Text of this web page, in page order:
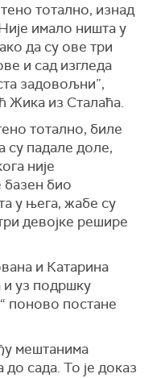
тотално, изнад
имало ништа у
да су ове три
и сад изгледа
задовољни”,
Жика из Сталаћа.
тотално, биле
су падале доле,
није
базен био
у њега, жабе су
девојке решире
и Катарина
и уз подршку
поново постане
мештанима
до сада. То је доказ